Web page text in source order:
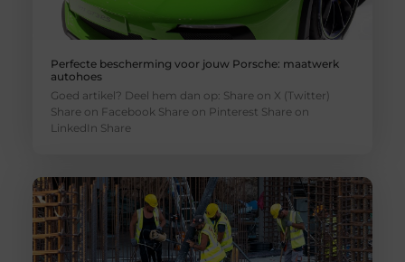
Perfecte bescherming voor jouw Porsche: maatwerk
autohoes
Goed artikel? Deel hem dan op: Share on X (Twitter)
Share on Facebook Share on Pinterest Share on
LinkedIn Share